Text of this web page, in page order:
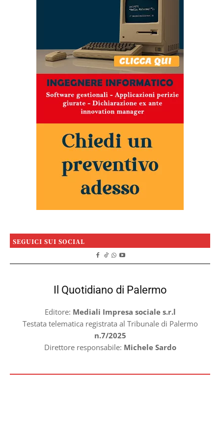
SEGUICI SUI SOCIAL
Il Quotidiano di Palermo
Editore: Mediali Impresa sociale s.r.l
Testata telematica registrata al Tribunale di Palermo
n.7/2025
Direttore responsabile: Michele Sardo